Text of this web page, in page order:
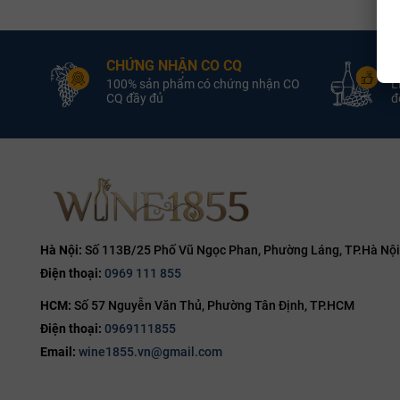
14.1%
14.2%
15%
15.5%
16%
16.5%
17%
5L
6L
vùng
Tầng 2
Tầng 3
tạo nên
tannin. Acid
nốt hương
Nghệ
Để thưởng
để không
Nhiệt độ
CHỨNG NHẬN CO CQ
100% sản phẩm có chứng nhận CO
CQ đầy đủ
Hà Nội: Số 113B/25 Phố Vũ Ngọc Phan, Phường Láng, TP.Hà Nội
Điện thoại: 0969 111 855
HCM: Số 57 Nguyễn Văn Thủ, Phường Tân Định, TP.HCM
Điện thoại: 0969111855
Email: wine1855.vn@gmail.com